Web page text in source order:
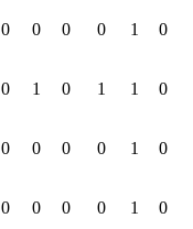
0 0 0 0 1 0
0 1 0 1 1 0
0 0 0 0 1 0
0 0 0 0 1 0